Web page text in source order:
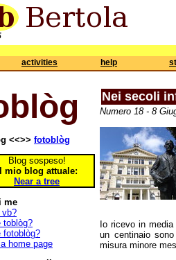
activities help
<<>> fotoblòg
Blog sospeso!
Il mio blog attuale:
Near a tree
me
vb?
toblòg?
fotoblòg?
home page
Nei secoli
Numero 18 - 8
Io ricevo in
un centinaio
misura minore